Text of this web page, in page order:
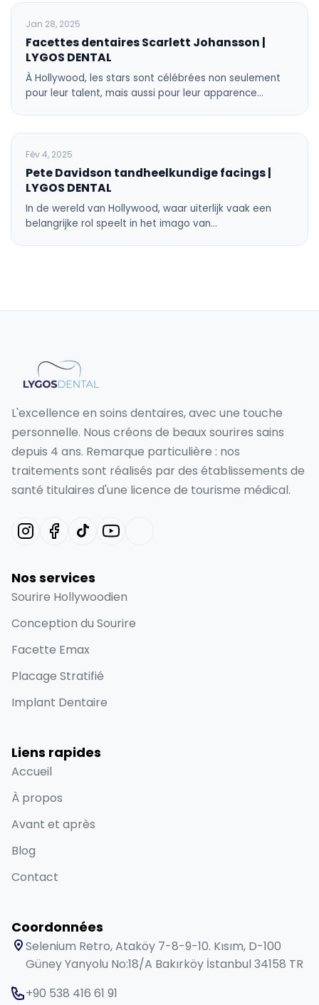
BLOG
Jan 28, 2025
Facettes dentaires Scarlett Johansson |
LYGOS DENTAL
À Hollywood, les stars sont célébrées non seulement
pour leur talent, mais aussi pour leur apparence…
BLOG
Fév 4, 2025
Pete Davidson tandheelkundige facings |
LYGOS DENTAL
In de wereld van Hollywood, waar uiterlijk vaak een
belangrijke rol speelt in het imago van…
L'excellence en soins dentaires, avec une touche
personnelle. Nous créons de beaux sourires sains
depuis 4 ans. Remarque particulière : nos
traitements sont réalisés par des établissements de
santé titulaires d'une licence de tourisme médical.
Nos services
Sourire Hollywoodien
Conception du Sourire
Facette Emax
Placage Stratifié
Implant Dentaire
Liens rapides
Accueil
À propos
Avant et après
Blog
Contact
Coordonnées
Selenium Retro, Ataköy 7-8-9-10. Kısım, D-100
Güney Yanyolu No:18/A Bakırköy İstanbul 34158 TR
+90 538 416 61 91